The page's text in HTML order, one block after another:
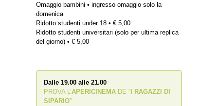
Omaggio bambini • ingresso omaggio solo la
domenica
Ridotto studenti under 18 • € 5,00
Ridotto studenti universitari (solo per ultima replica
del giorno) • € 5,00
Dalle 19.00 alle 21.00
PROVA L’APERICINEMA DE “ I RAGAZZI DI
SIPARIO”